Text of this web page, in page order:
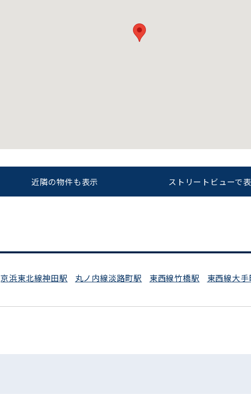
0120-620-213
平日 9:00〜18:00
近隣の物件も表示 ストリートビューで
京浜東北線神田駅 丸ノ内線淡路町駅 東西線竹橋駅 東西線大手